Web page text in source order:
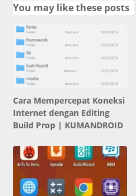
You may like these posts
Cara Mempercepat Koneksi
Internet dengan Editing
Build Prop | KUMANDROID